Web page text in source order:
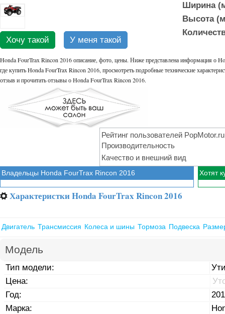
Хочу такой У меня такой
Ширина
Высота
Honda FourTrax Rincon 2016 описание, фото, цены. Ниже представлена информация о
где купить Honda FourTrax Rincon 2016, просмотреть подробные технические
отзыв и прочитать отзывы о Honda FourTrax Rincon 2016.
Рейтинг пользователей PopMotor.ru
Производительность
Качество и внешний вид
Владельцы Honda FourTrax Rincon 2016 Хотят
⚙ Характеристки Honda FourTrax Rincon 2016
Двигатель Трансмиссия Колеса и шины Тормоза Подвеска
Модель
Тип модели:
Цена:
Год:
Марка: